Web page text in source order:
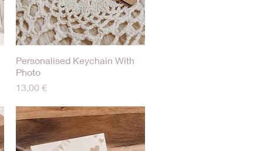
Γρήγορη προβολή
Personalised Keychain With
Photo
Τιμή
13,00 €